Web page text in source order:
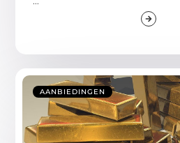
AANBIEDINGEN